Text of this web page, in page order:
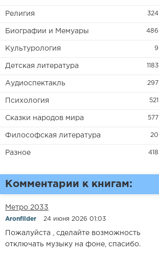
Религия 324
Биографии и Мемуары 486
Культурология 9
Детская литература 1183
Аудиоспектакль 297
Психология 521
Сказки народов мира 577
Философская литература 20
Разное 418
Комментарии к книгам:
Метро 2033
Aronfilder 24 июня 2026 01:03
Пожалуйста , сделайте возможность
отключать музыку на фоне, спасибо.